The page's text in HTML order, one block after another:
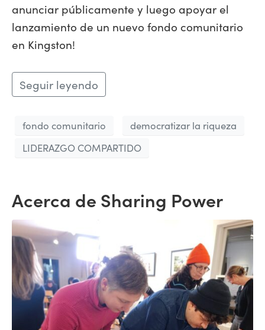
anunciar públicamente y luego apoyar el
lanzamiento de un nuevo fondo comunitario
en Kingston!
Seguir leyendo
fondo comunitario
democratizar la riqueza
LIDERAZGO COMPARTIDO
Acerca de Sharing Power